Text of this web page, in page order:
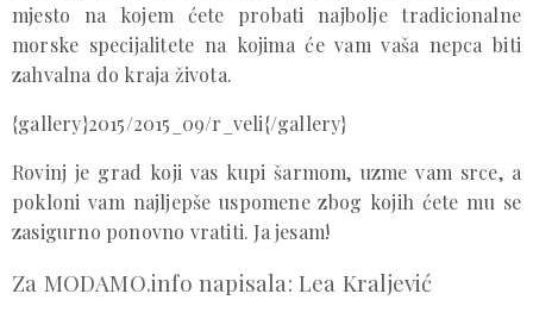
mjesto na kojem ćete probati najbolje tradicionalne
morske specijalitete na kojima će vam vaša nepca biti
zahvalna do kraja života.
{gallery}2015/2015_09/r_veli{/gallery}
Rovinj je grad koji vas kupi šarmom, uzme vam srce, a
pokloni vam najljepše uspomene zbog kojih ćete mu se
zasigurno ponovno vratiti. Ja jesam!
Za MODAMO.info napisala: Lea Kraljević